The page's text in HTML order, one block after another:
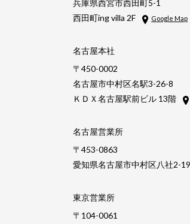
兵庫県西宮市西田町5-1
西田町ing villa 2F
Google Map
名古屋本社
〒450-0002
名古屋市中村区名駅3-26-8
ＫＤＸ名古屋駅前ビル 13階
名古屋営業所
〒453-0863
愛知県名古屋市中村区八社2-
東京営業所
〒104-0061